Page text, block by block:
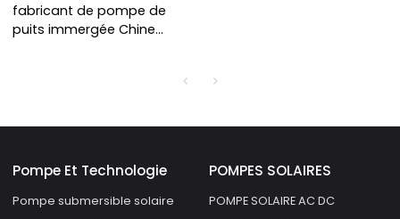
fabricant de pompe de
puits immergée Chine
Pompe Et Technologie
Pompe submersible solaire
POMPES SOLAIRES
POMPE SOLAIRE AC DC